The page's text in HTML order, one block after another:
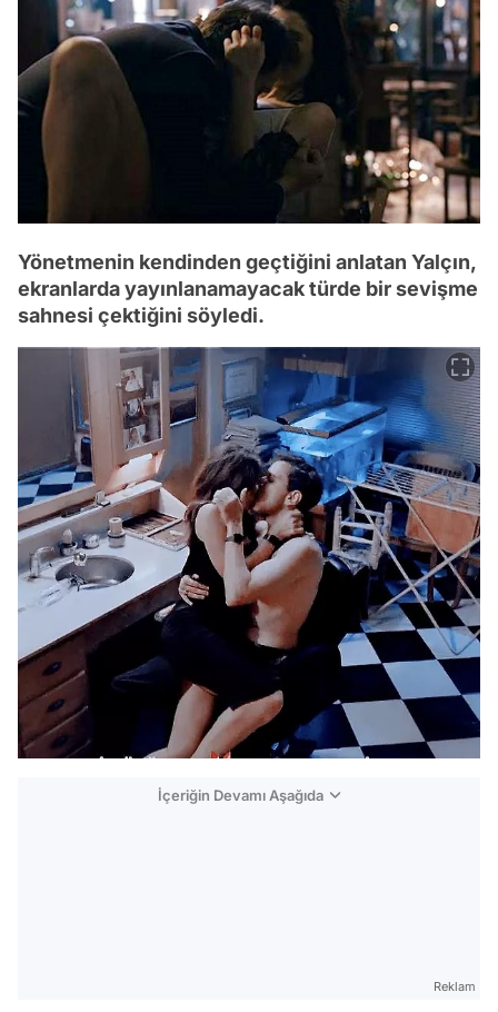
Yönetmenin kendinden geçtiğini anlatan Yalçın,
ekranlarda yayınlanamayacak türde bir sevişme
sahnesi çektiğini söyledi.
İçeriğin Devamı Aşağıda
Reklam